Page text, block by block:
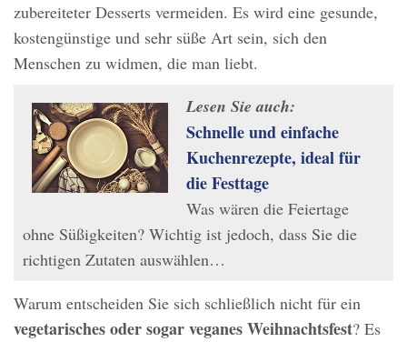
zubereiteter Desserts vermeiden. Es wird eine gesunde,
kostengünstige und sehr süße Art sein, sich den
Menschen zu widmen, die man liebt.
Lesen Sie auch:
Schnelle und einfache
Kuchenrezepte, ideal für
die Festtage
Was wären die Feiertage
ohne Süßigkeiten? Wichtig ist jedoch, dass Sie die
richtigen Zutaten auswählen…
Warum entscheiden Sie sich schließlich nicht für ein
vegetarisches oder sogar veganes Weihnachtsfest? Es